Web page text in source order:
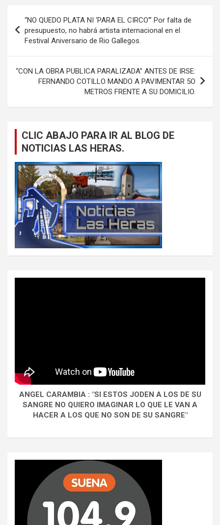
de
entradas
“NO QUEDO PLATA NI ‘PARA EL CIRCO'” Por falta de
presupuesto, no habrá artista internacional en el
Festival Aniversario de Rio Gallegos.
“CON LA OBRA PUBLICA PARALIZADA” ANTES DE IRSE:
FERNANDO COTILLO MANDO A PAVIMENTAR 5O
METROS FRENTE A SU DOMICILIO.
CLIC ABAJO PARA IR AL BLOG DE
NOTICIAS LAS HERAS.
ANGEL CARAMBIA : "SI ESTOS JODEN A LOS DE SU
SANGRE NO QUIERO IMAGINAR LO QUE LE VAN A
HACER A LOS QUE NO SON DE SU SANGRE"